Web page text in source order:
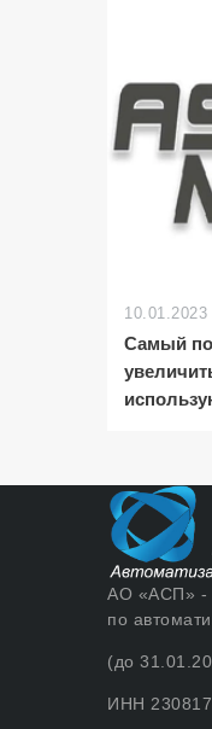
10.01.2023
Самый
АО «АСП» -
по
(до
ИНН